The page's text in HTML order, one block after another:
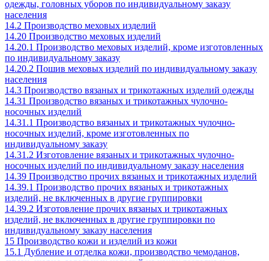
одежды, головных уборов по индивидуальному заказу
населения
14.2 Производство меховых изделий
14.20 Производство меховых изделий
14.20.1 Производство меховых изделий, кроме изготовленных
по индивидуальному заказу
14.20.2 Пошив меховых изделий по индивидуальному заказу
населения
14.3 Производство вязаных и трикотажных изделий одежды
14.31 Производство вязаных и трикотажных чулочно-
носочных изделий
14.31.1 Производство вязаных и трикотажных чулочно-
носочных изделий, кроме изготовленных по
индивидуальному заказу
14.31.2 Изготовление вязаных и трикотажных чулочно-
носочных изделий по индивидуальному заказу населения
14.39 Производство прочих вязаных и трикотажных изделий
14.39.1 Производство прочих вязаных и трикотажных
изделий, не включенных в другие группировки
14.39.2 Изготовление прочих вязаных и трикотажных
изделий, не включенных в другие группировки по
индивидуальному заказу населения
15 Производство кожи и изделий из кожи
15.1 Дубление и отделка кожи, производство чемоданов,